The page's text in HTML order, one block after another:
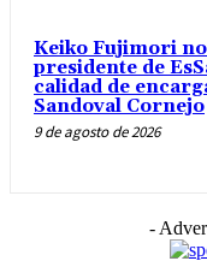
Keiko Fujimori
presidente de
calidad de
Sandoval Cornejo
9 de agosto de 2026
-